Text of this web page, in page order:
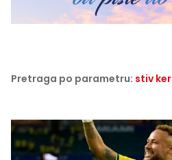
Pretraga po parametru: stiv ker